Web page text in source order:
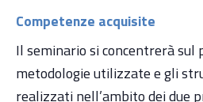
Competenze acquisite
Il seminario si concentrerà
metodologie utilizzate e gli
realizzati nell’ambito dei due